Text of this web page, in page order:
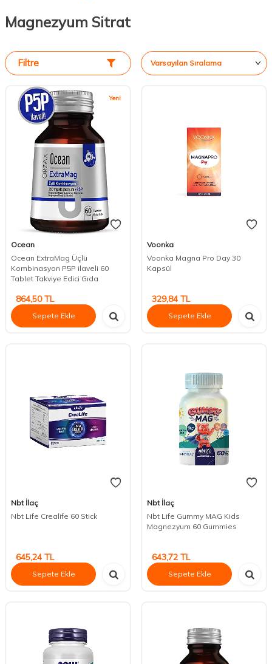
Magnezyum Sitrat
Filtre
Yeni
Ocean
Ocean ExtraMag Üçlü
Kombinasyon P5P ilaveli 60
Tablet Takviye Edici Gıda
864,50TL
Sepete Ekle
Voonka
Voonka Magna Pro Day 30
Kapsül
329,84 TL
Sepete Ekle
Nbt İlaç
Nbt Life Crealife 60 Stick
645,24 TL
Sepete Ekle
Nbt İlaç
Nbt Life Gummy MAG Kids
Magnezyum 60 Gummies
643,72 TL
Sepete Ekle